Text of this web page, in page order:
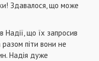
Здавалося, що може
що їх запросив
піти вони не
Надія дуже